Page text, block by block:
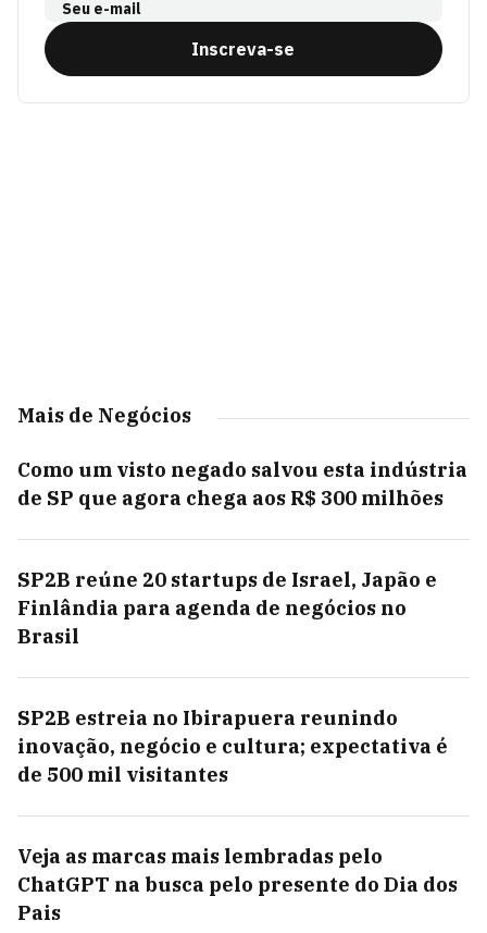
Seu e-mail
Inscreva-se
Mais de Negócios
Como um visto negado salvou esta indústria
de SP que agora chega aos R$ 300 milhões
SP2B reúne 20 startups de Israel, Japão e
Finlândia para agenda de negócios no
Brasil
SP2B estreia no Ibirapuera reunindo
inovação, negócio e cultura; expectativa é
de 500 mil visitantes
Veja as marcas mais lembradas pelo
ChatGPT na busca pelo presente do Dia dos
Pais